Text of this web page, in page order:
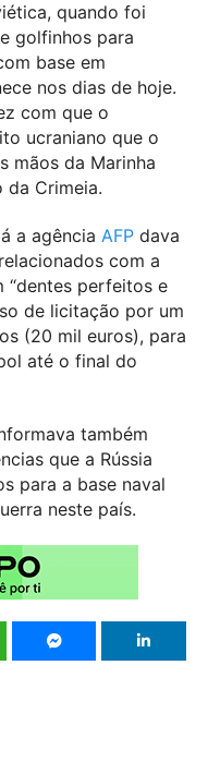
quando foi
golfinhos para
base em
nos dias de hoje.
com que o
ucraniano que o
mãos da Marinha
da Crimeia.
a agência AFP dava
com a
perfeitos e
de licitação por um
(20 mil euros), para
até o final do
também
que a Rússia
para a base naval
neste país.